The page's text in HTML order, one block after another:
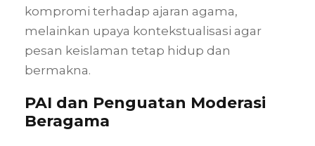
kompromi terhadap ajaran agama,
melainkan upaya kontekstualisasi agar
pesan keislaman tetap hidup dan
bermakna.
PAI dan Penguatan Moderasi
Beragama